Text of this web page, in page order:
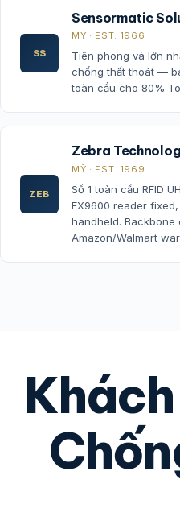
SS
Sensormatic
MỸ · EST. 1966
Tiên phong và lớn
chống thất thoát —
toàn cầu cho 80%
ZEB
Zebra
MỸ · EST. 1969
Số 1 toàn cầu RFID
FX9600 reader
handheld. Backbone
Amazon/Walmart